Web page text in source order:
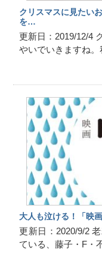
クリスマスに見たい
を…
更新日：2019/12/4
やいでいきますね
大人も泣ける！「映
更新日：2020/9/2
ている、藤子・F・